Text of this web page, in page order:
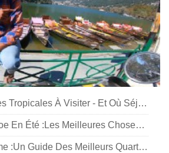
10 Meilleures Îles Tropicales À Visiter - Et Où Séjourner !
South Lake Tahoe En Été :les Meilleures Choses À Faire, Où Loger Et Plus !
Où Loger À Rome :un Guide Des Meilleurs Quartiers Et Hôtels